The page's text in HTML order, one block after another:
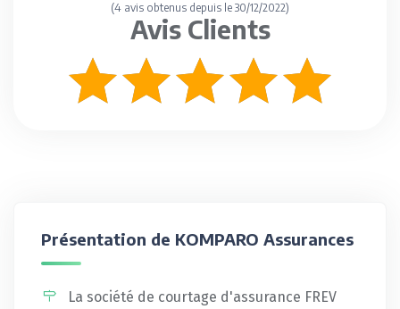
(4 avis obtenus depuis le 30/12/2022)
Avis Clients
Présentation de KOMPARO Assurances
La société de courtage d'assurance FREV